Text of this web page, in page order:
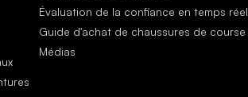
Évaluation de la confiance en temps réel
Guide d'achat de chaussures de course
Médias